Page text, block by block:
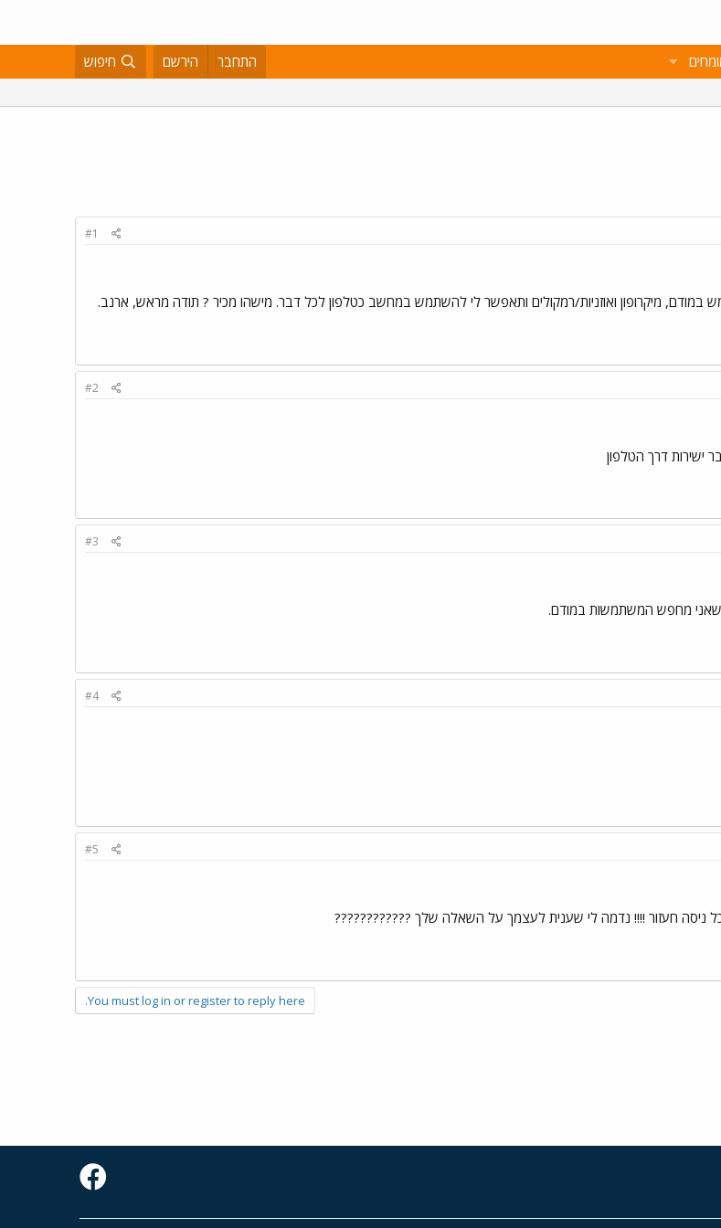
התחבר הירשם חיפוש
#1
מיקרופון ואוזניות/רמקולים ותאפשר לי להשתמש במחשב כטלפון לכל דבר. מישהו מכיר ? תודה מראש, ארנב.
#2
ישירות דרך הטלפון
#3
זו שאני מחפש המשתמשות במודם.
#4
#5
חעזור !!!! נדמה לי שענית לעצמך על השאלה שלך ????????????
You must log in or register to reply here.